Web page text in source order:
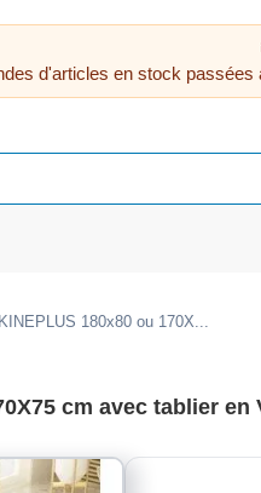
d'articles en stock
180x80 ou 170X...
cm avec tablier en